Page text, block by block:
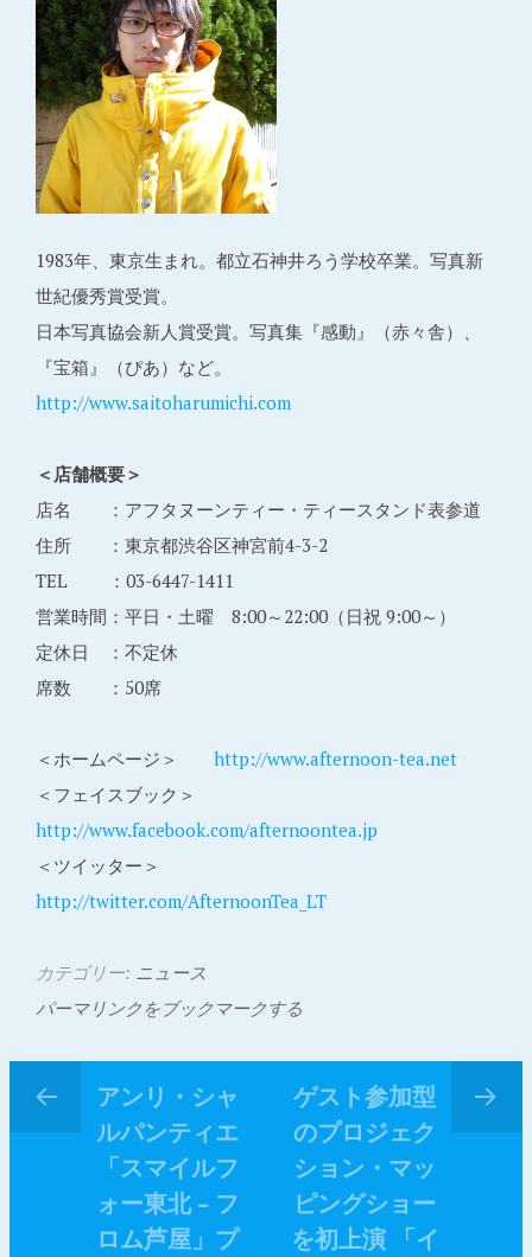
1983年、東京生まれ。都立石神井ろう学校卒業。写真新
世紀優秀賞受賞。
日本写真協会新人賞受賞。写真集『感動』（赤々舎）、
『宝箱』（ぴあ）など。
http://www.saitoharumichi.com
＜店舗概要＞
店名 ：アフタヌーンティー・ティースタンド表参道
住所 ：東京都渋谷区神宮前4-3-2
TEL ：03-6447-1411
営業時間：平日・土曜 8:00～22:00（日祝 9:00～）
定休日 ：不定休
席数 ：50席
＜ホームページ＞ http://www.afternoon-tea.net
＜フェイスブック＞
http://www.facebook.com/afternoontea.jp
＜ツイッター＞
http://twitter.com/AfternoonTea_LT
カテゴリー: ニュース
パーマリンクをブックマークする
アンリ・シャ
ルパンティエ
「スマイルフ
ォー東北 – フ
ロム芦屋」プ
ゲスト参加型
のプロジェク
ション・マッ
ピングショー
を初上演 「イ